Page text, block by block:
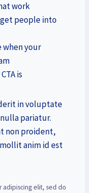
work
get people into
when your
is
in voluptate
pariatur.
non proident,
anim id est
adipiscing elit, sed do